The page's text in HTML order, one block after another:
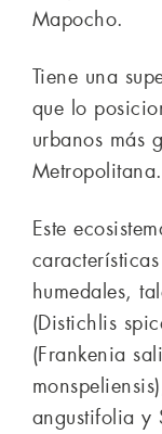
Mapocho.
Tiene una
que lo
urbanos más
Metropolitana.
Este
humedales,
(Distichlis
(Frankenia
angustifolia y